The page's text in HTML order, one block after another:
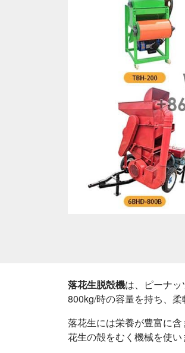
落花生脱殻機は、ピーナ
800kg/時の容量を持ち、
落花生には栄養が豊富に
花生の殻をむく機械を使